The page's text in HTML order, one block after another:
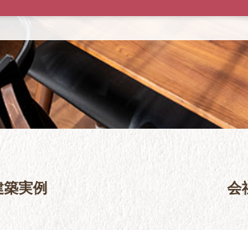
築実例 会